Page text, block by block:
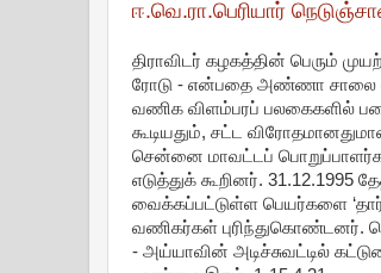
ஈ.வெ.ரா.பெரியார்
திராவிடர் கழகத்தின் பெரும்
ரோடு - என்பதை அண்ணா சாலை
வணிக விளம்பரப் பலகைகளில்
கூடியதும், சட்ட
சென்னை மாவட்டப்
எடுத்துக் கூறினர். 31.12.1995
வைக்கப்பட்டுள்ள பெயர்களை
வணிகர்கள் புரிந்துகொண்டனர்.
- அய்யாவின் அடிச்சுவட்டில்